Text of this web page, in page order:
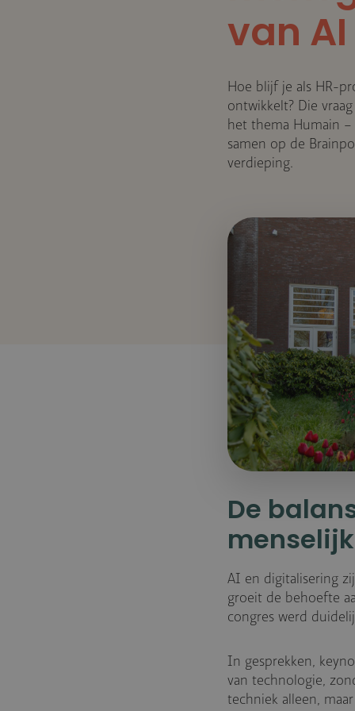
van AI
Hoe blijf je als HR-
ontwikkelt? Die
het thema Humain
samen op de
verdieping.
De
AI en digitalisering
groeit de behoefte
congres werd
In gesprekken,
van technologie,
techniek alleen,